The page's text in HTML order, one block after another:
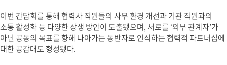
이번 간담회를 통해 협력사 직원들의 사무 환경 개선과 기관 직원과의
소통 활성화 등 다양한 상생 방안이 도출됐으며, 서로를 ‘외부 관계자’가
아닌 공동의 목표를 향해 나아가는 동반자로 인식하는 협력적 파트너십에
대한 공감대도 형성됐다.